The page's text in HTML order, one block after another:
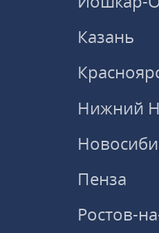
Казань
Нижний
Пенза
Ростов-